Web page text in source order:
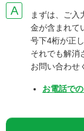
まずは、ご入
金が含まれて
号下4桁が正
それでも解消
お問い合わせ
お電話で